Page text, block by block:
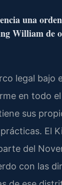
una
William de
legal bajo
en todo
sus
El
del
con las